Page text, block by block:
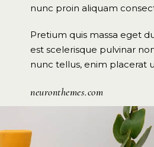
nunc proin aliquam
Pretium quis massa eget
est scelerisque pulvinar
nunc tellus, enim placerat
neuronthemes.com